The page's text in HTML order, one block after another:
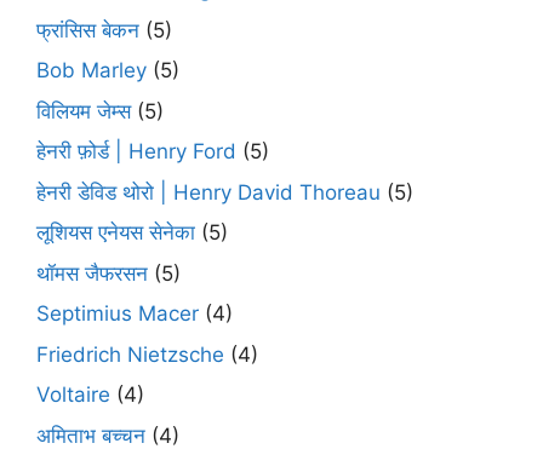
फ्रांसिस बेकन (5)
Bob Marley (5)
विलियम जेम्स(5)
हेनरी फ़ोर्ड | Henry Ford (5)
हेनरी डेविड थोरो | Henry David Thoreau (5)
लूशियस एनेयस सेनेका (5)
थॉमस जैफरसन (5)
Septimius Macer (4)
Friedrich Nietzsche (4)
Voltaire (4)
अमिताभ बच्चन (4)